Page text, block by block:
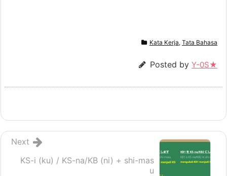
Kata Kerja, Tata Bahasa
Posted by Y-0S★
KS-i (ku) / KS-na/KB (ni) + shi-mas
u
Next